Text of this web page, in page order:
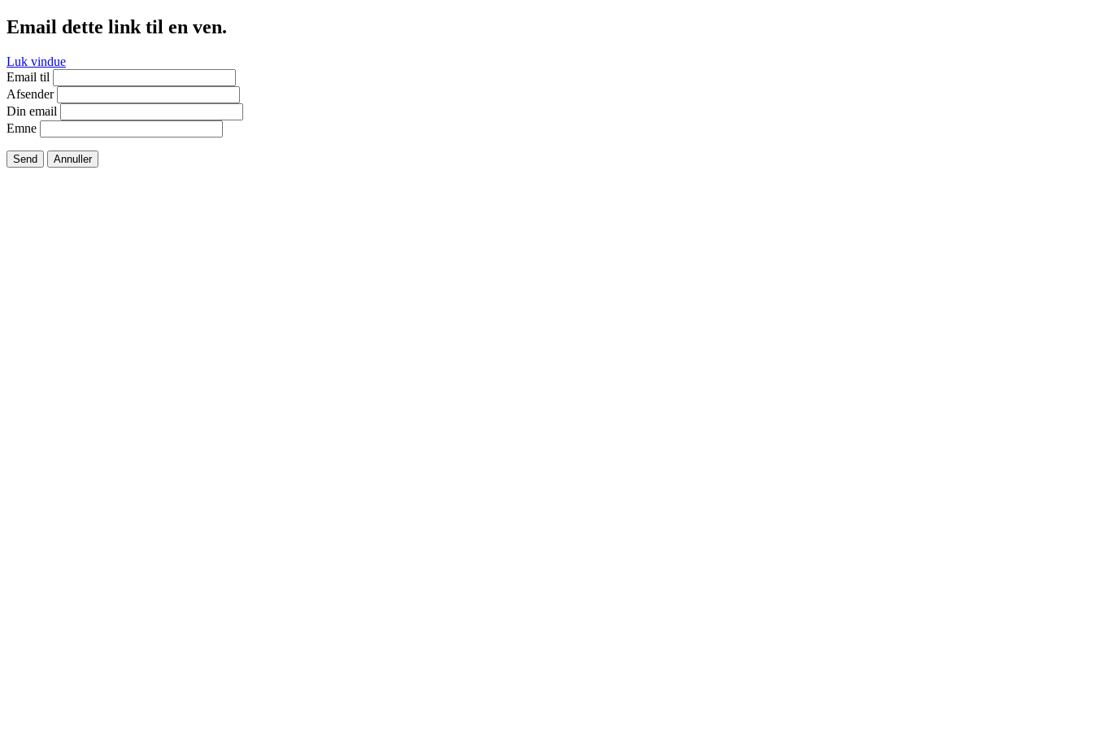
Email dette link til en ven.
Luk vindue
Email til
Afsender
Din email
Emne
Send Annuller